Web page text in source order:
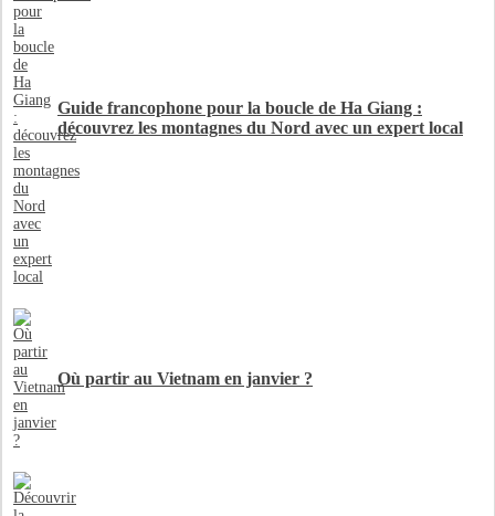
Guide francophone pour la boucle de Ha Giang :
découvrez les montagnes du Nord avec un expert local
Où partir au Vietnam en janvier ?